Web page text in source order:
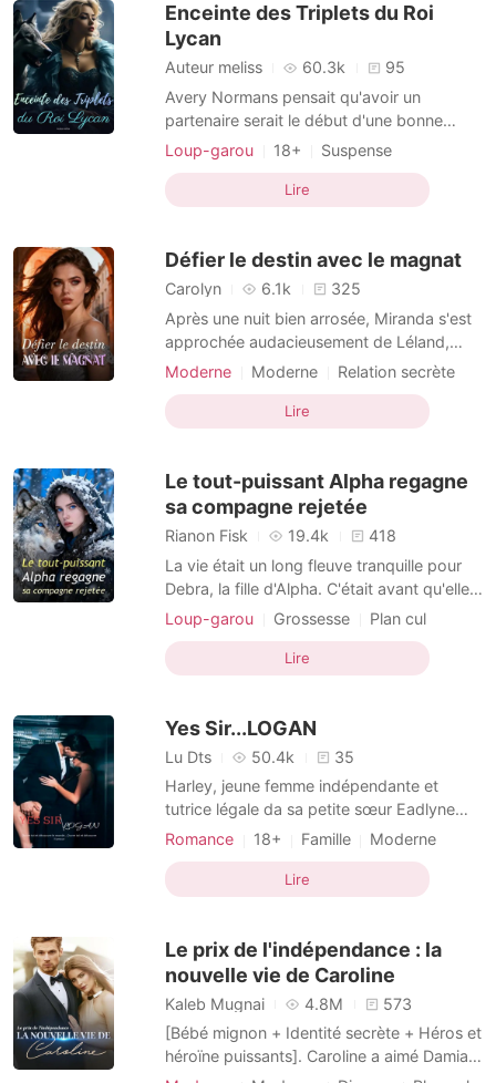
Enceinte des Triplets du Roi
Lycan
Auteur meliss 60.3k
95
Avery Normans pensait qu'avoir un
partenaire serait le début d'une bonne
séquence dans sa vie, mais elle se
chagrin, elle a eu une aventure d'un soir
avec un bel inconnu. Les conséquences de
découvert qu'elle était encein
Loup-garou 18+
Suspense
Grossesse
Plan cul
PDG
Charmante
Seconde chance
Triplés
Lire
Défier le destin avec le magnat
Carolyn 6.1k
325
Après une nuit bien arrosée, Miranda s'est
approchée audacieusement de Léland,
seulement pour rencontrer son regard froid
avertissant : « Ne me provoque pas. Je
doute que tu puisses le supporter. » Peu
p
Moderne Moderne
Relation secrète
Plan cul
PDG Charmante
Douceur
Arrogant/Dominant
Érotique/sensuel
Lire
Le tout-puissant Alpha regagne
sa compagne rejetée
Rianon Fisk 19.4k
418
La vie était un long fleuve tranquille pour
Debra, la fille d'Alpha. C'était avant qu'elle
ait une aventure d'un soir avec Caleb. Elle
compagnon, comme déterminé par la
Déesse de la Lune. Mais cet homme
semaines se sont
Loup-garou Grossesse
Plan cul
Charmant
Histoire d'amour Alpha
Lire
Yes Sir...LOGAN
Lu Dts 50.4k
35
Harley, jeune femme indépendante et
tutrice légale da sa petite sœur Eadlyne
âgée de 16 ans. Elle voit sa vie basculée
leur bien familiale. Dépassée, un jour elle
reçoit le mail d'une entreprise où elle avait
retour fav
Romance 18+ Famille
Moderne
Grand amour
Grossesse
Plan cul
PDG
Dominant
Beau gosse
Lire
Le prix de l'indépendance : la
nouvelle vie de Caroline
Kaleb Mugnai 4.8M
573
[Bébé mignon + Identité secrète + Héros et
héroïne puissants]. Caroline a aimé Damian